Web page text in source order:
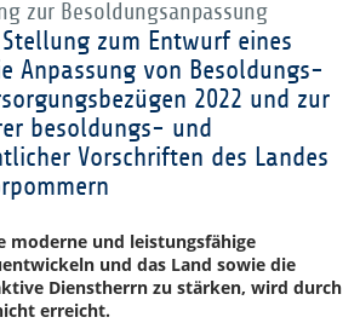
zur Besoldungsanpassung
zum Entwurf eines
Anpassung von Besoldungs-
2022 und zur
besoldungs- und
Vorschriften des Landes
moderne und leistungsfähige
und das Land sowie die
Dienstherrn zu stärken, wird durch
erreicht.